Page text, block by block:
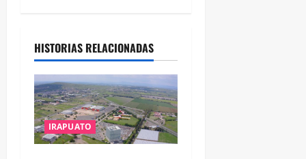
HISTORIAS RELACIONADAS
IRAPUATO